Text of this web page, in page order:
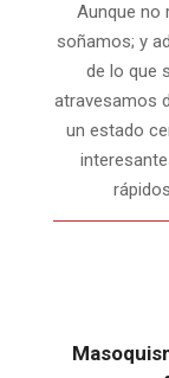
Aunque no
soñamos; y
de lo que
atravesamos
un estado